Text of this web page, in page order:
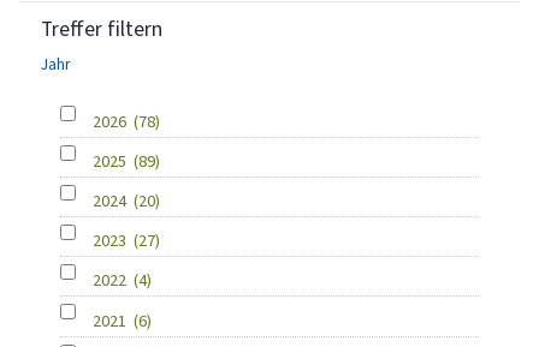
Treffer filtern
Jahr
2026 (78)
2025 (89)
2024 (20)
2023 (27)
2022 (4)
2021 (6)